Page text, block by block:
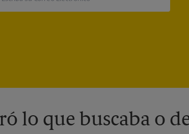
lo que buscaba o